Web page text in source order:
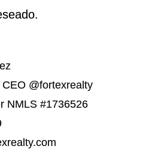
@fortexrealty
NMLS #1736526